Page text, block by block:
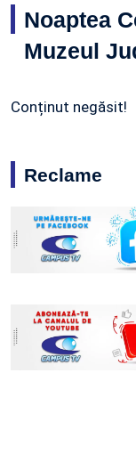
Noaptea
Muzeul
Conținut negăsit!
Reclame